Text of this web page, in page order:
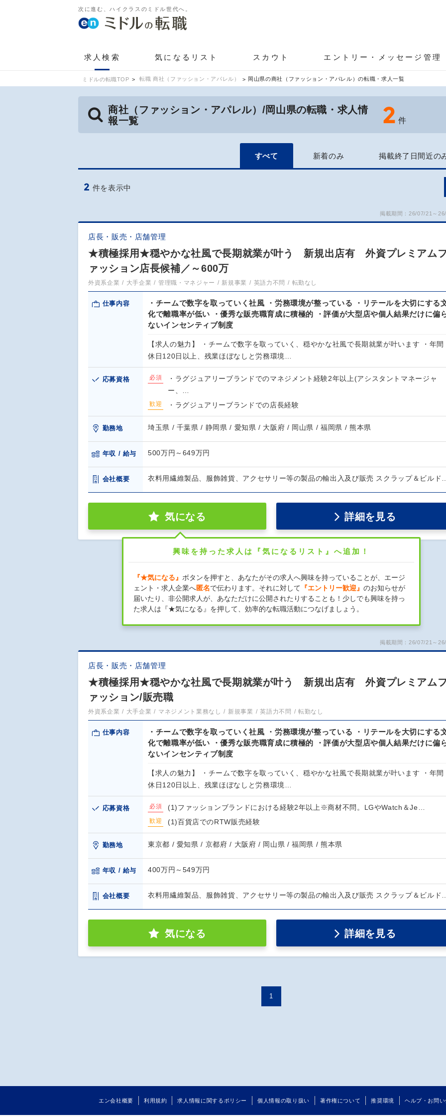
次に進む、ハイクラスのミドル世代へ。
求人検索 気になるリスト スカウト エントリー・メッセージ管理
ミドルの転職TOP 転職 商社（ファッション・アパレル） 岡山県の商社（ファッション・アパレル）の転職・求人一覧
商社（ファッション・アパレル）/岡山県の転職・求人情
報一覧
2 件
すべて 新着のみ 掲載終了日間近の
2 件を表示中
掲載期間：26/07/21～
店長・販売・店舗管理
★積極採用★穏やかな社風で長期就業が叶う 新規出店有 外資プレミアム
ァッション店長候補／～600万
外資系企業 大手企業 管理職・マネジャー 新規事業 英語力不問 転勤なし
仕事内容
・チームで数字を取っていく社風 ・労務環境が整っている ・リテールを大切にする
化で離職率が低い ・優秀な販売職育成に積極的 ・評価が大型店や個人結果だけに偏
ないインセンティブ制度
【求人の魅力】 ・チームで数字を取っていく、穏やかな社風で長期就業が叶います ・年間
休日120日以上、残業ほぼなしと労務環境…
応募資格 必須
・ラグジュアリーブランドでのマネジメント経験2年以上(アシスタントマネージャ
ー、…
歓迎 ・ラグジュアリーブランドでの店長経験
勤務地 埼玉県 / 千葉県 / 静岡県 / 愛知県 / 大阪府 / 岡山県 / 福岡県 / 熊本県
年収 / 給与 500万円～649万円
会社概要 衣料用繊維製品、服飾雑貨、アクセサリー等の製品の輸出入及び販売 スクラップ＆ビルド…
気になる 詳細を見る
興味を持った求人は『気になるリスト』へ追加！
『★気になる』 ボタンを押すと、あなたがその求人へ興味を持っていることが、エージ
ェント・求人企業へ匿名で伝わります。それに対して 『エントリー歓迎』 のお知らせが
届いたり、非公開求人が、あなただけに公開されたりすることも！少しでも興味を持っ
た求人は『★気になる』を押して、効率的な転職活動につなげましょう。
掲載期間：26/07/21～
店長・販売・店舗管理
★積極採用★穏やかな社風で長期就業が叶う 新規出店有 外資プレミアム
ァッション/販売職
外資系企業 大手企業 マネジメント業務なし 新規事業 英語力不問 転勤なし
仕事内容
・チームで数字を取っていく社風 ・労務環境が整っている ・リテールを大切にする
化で離職率が低い ・優秀な販売職育成に積極的 ・評価が大型店や個人結果だけに偏
ないインセンティブ制度
【求人の魅力】 ・チームで数字を取っていく、穏やかな社風で長期就業が叶います ・年間
休日120日以上、残業ほぼなしと労務環境…
応募資格 必須 (1)ファッションブランドにおける経験2年以上※商材不問。LGやWatch＆Je…
歓迎 (1)百貨店でのRTW販売経験
勤務地 東京都 / 愛知県 / 京都府 / 大阪府 / 岡山県 / 福岡県 / 熊本県
年収 / 給与 400万円～549万円
会社概要 衣料用繊維製品、服飾雑貨、アクセサリー等の製品の輸出入及び販売 スクラップ＆ビルド…
気になる 詳細を見る
1
エン会社概要 利用規約 求人情報に関するポリシー 個人情報の取り扱い 著作権について 推奨環境 ヘルプ・お問